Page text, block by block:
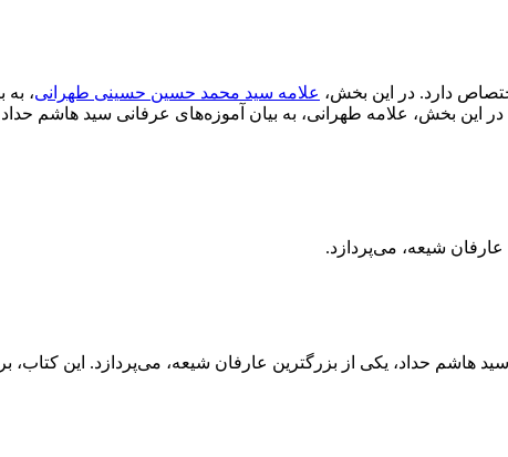
دارد. در این بخش، علامه سید محمد حسین حسینی طهرانی،
بخش، علامه طهرانی، به بیان آموزه‌های عرفانی سید هاشم حداد
شیعه، می‌پردازد.
هاشم حداد، یکی از بزرگترین عارفان شیعه، می‌پردازد. این کتاب،